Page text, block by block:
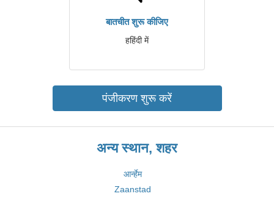
बातचीत शुरू कीजिए
हहिंदी में
पंजीकरण शुरू करें
अन्य स्थान, शहर
आर्न्हेम
Zaanstad